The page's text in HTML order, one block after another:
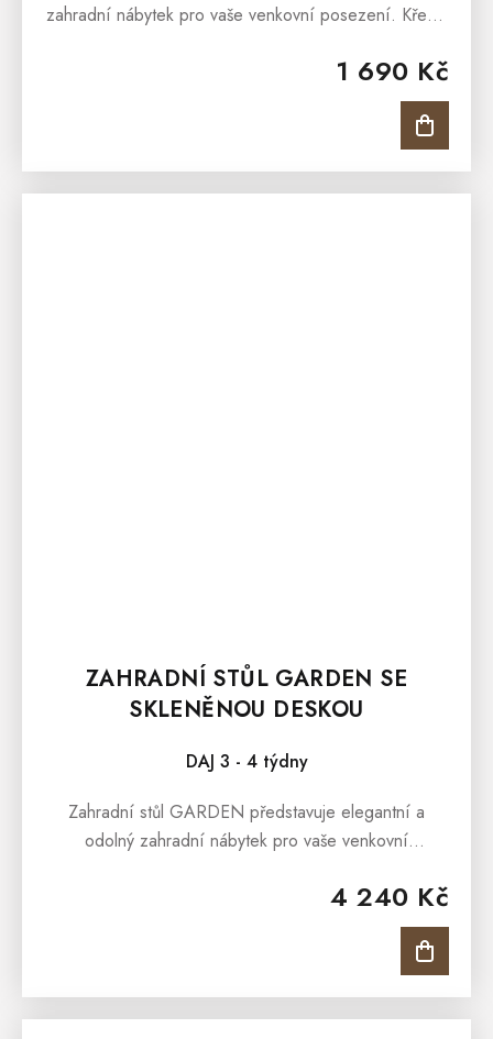
1 690 Kč
zahradní nábytek pro vaše venkovní posezení. Křeslo
ZAHRADNÍ STŮL GARDEN SE
SKLENĚNOU DESKOU
DAJ 3 - 4 týdny
4 240 Kč
Zahradní stůl GARDEN představuje elegantní a
odolný zahradní nábytek pro vaše venkovní
pohodné posezení v...